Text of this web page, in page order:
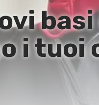
basi
i